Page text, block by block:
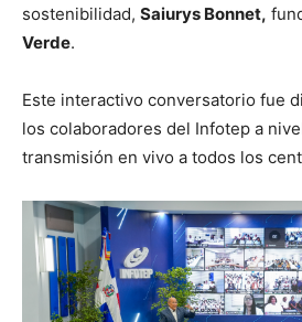
sostenibilidad, Saiurys Bonnet,
Verde.
Este interactivo conversatorio fue
los colaboradores del Infotep a
transmisión en vivo a todos los